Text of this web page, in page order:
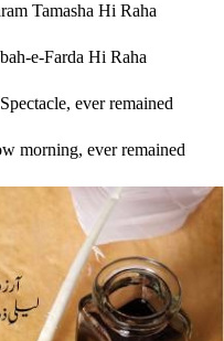
Tamasha Hi Raha
e-Farda Hi Raha
ever remained
morning, ever remained